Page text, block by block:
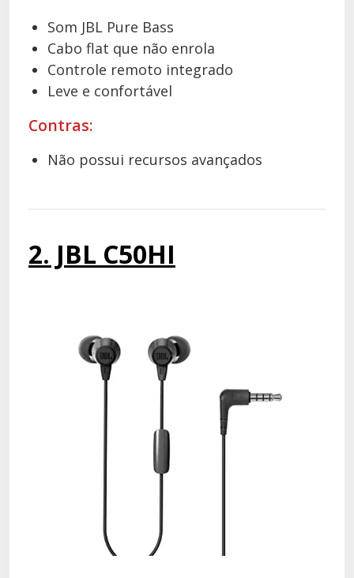
Som JBL Pure Bass
Cabo flat que não enrola
Controle remoto integrado
Leve e confortável
Contras:
Não possui recursos avançados
2. JBL C50HI